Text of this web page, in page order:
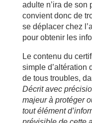
adulte n’ira de son
convient donc de
se déplacer chez
pour obtenir les
Le contenu du
simple d’altération
de tous troubles,
Décrit avec
majeur à protéger
tout élément